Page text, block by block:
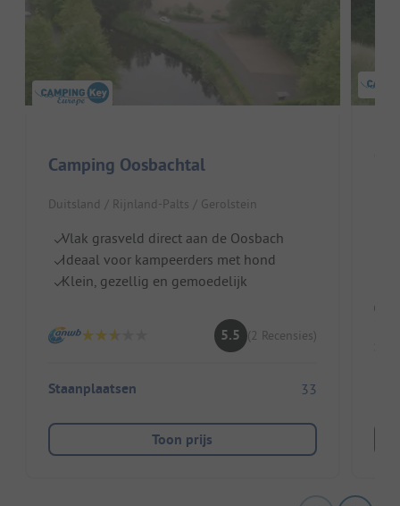
Camping Oosbachtal
Duitsland / Rijnland-Palts / Gerolstein
Vlak grasveld direct aan de Oosbach
Ideaal voor kampeerders met hond
Klein, gezellig en gemoedelijk
5.5 (2 Recensies)
Staanplaatsen 33
Toon prijs